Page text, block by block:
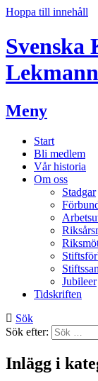
Hoppa till innehåll
Svenska
Meny
Start
Bli medlem
Vår historia
Om oss
Stadgar
Jubileer
Tidskriften
Sök
Sök efter:
Inlägg i